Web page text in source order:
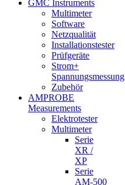
GMC Instruments
Multimeter
Software
Netzqualität
Installationstester
Prüfgeräte
Strom+
Spannungsmessung
Zubehör
AMPROBE
Measurements
Elektrotester
Multimeter
Serie
XR /
XP
Serie
AM-500